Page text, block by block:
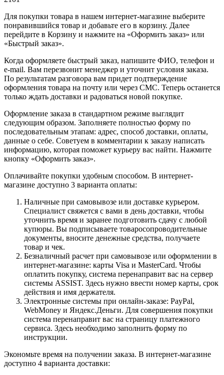
Для покупки товара в нашем интернет-магазине выберите
понравившийся товар и добавьте его в корзину. Далее
перейдите в Корзину и нажмите на «Оформить заказ» или
«Быстрый заказ».
Когда оформляете быстрый заказ, напишите ФИО, телефон и
e-mail. Вам перезвонит менеджер и уточнит условия заказа.
По результатам разговора вам придет подтверждение
оформления товара на почту или через СМС. Теперь останется
только ждать доставки и радоваться новой покупке.
Оформление заказа в стандартном режиме выглядит
следующим образом. Заполняете полностью форму по
последовательным этапам: адрес, способ доставки, оплаты,
данные о себе. Советуем в комментарии к заказу написать
информацию, которая поможет курьеру вас найти. Нажмите
кнопку «Оформить заказ».
Оплачивайте покупки удобным способом. В интернет-
магазине доступно 3 варианта оплаты:
Наличные при самовывозе или доставке курьером.
Специалист свяжется с вами в день доставки, чтобы
уточнить время и заранее подготовить сдачу с любой
купюры. Вы подписываете товаросопроводительные
документы, вносите денежные средства, получаете
товар и чек.
Безналичный расчет при самовывозе или оформлении в
интернет-магазине: карты Visa и MasterCard. Чтобы
оплатить покупку, система перенаправит вас на сервер
системы ASSIST. Здесь нужно ввести номер карты, срок
действия и имя держателя.
Электронные системы при онлайн-заказе: PayPal,
WebMoney и Яндекс.Деньги. Для совершения покупки
система перенаправит вас на страницу платежного
сервиса. Здесь необходимо заполнить форму по
инструкции.
Экономьте время на получении заказа. В интернет-магазине
доступно 4 варианта доставки: